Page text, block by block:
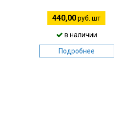
440,00руб. шт
в наличии
Подробнее